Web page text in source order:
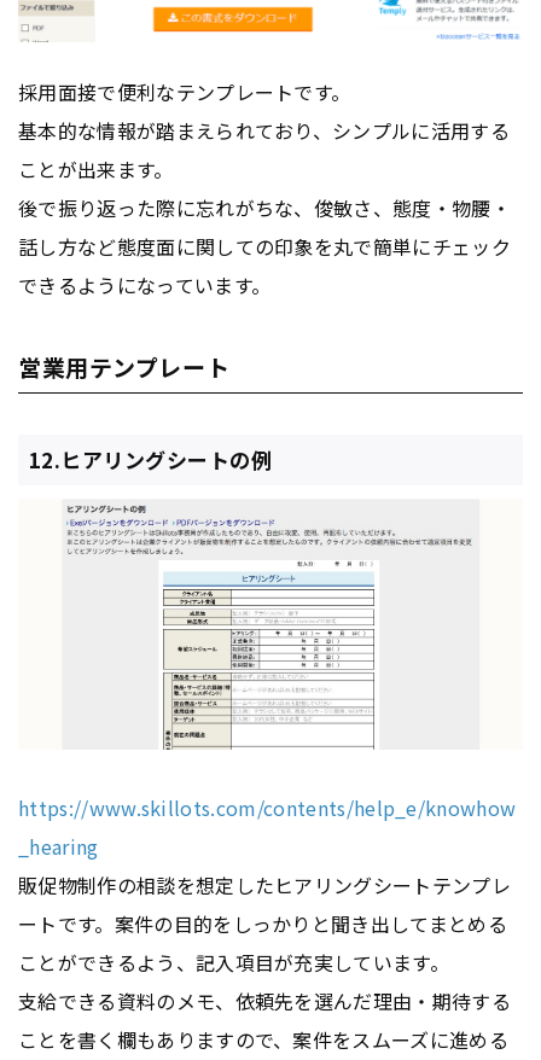
採用面接で便利なテンプレートです。
基本的な情報が踏まえられており、シンプルに活用する
ことが出来ます。
後で振り返った際に忘れがちな、俊敏さ、態度・物腰・
話し方など態度面に関しての印象を丸で簡単にチェック
できるようになっています。
営業用テンプレート
12.ヒアリングシートの例
https://www.skillots.com/contents/help_e/knowhow
_hearing
販促物制作の相談を想定したヒアリングシートテンプレ
ートです。案件の目的をしっかりと聞き出してまとめる
ことができるよう、記入項目が充実しています。
支給できる資料のメモ、依頼先を選んだ理由・期待する
ことを書く欄もありますので、案件をスムーズに進める